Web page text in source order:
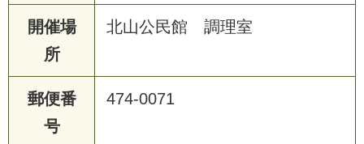
開催場
所
北山公民館 調理室
郵便番
号
474-0071